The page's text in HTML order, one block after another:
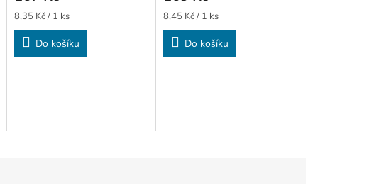
Měrná
cena:
8,35 Kč / 1 ks
Do košíku
Měrná
cena:
8,45 Kč / 1 ks
Do košíku